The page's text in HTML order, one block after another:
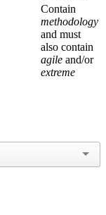
Contain
methodology
and must
also contain
agile and/or
extreme